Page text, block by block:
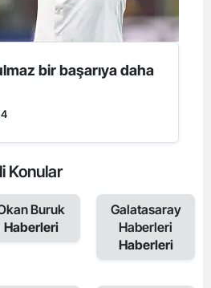
bir başarıya daha
Konular
Buruk
Haberleri
Galatasaray
Haberleri
Haberleri